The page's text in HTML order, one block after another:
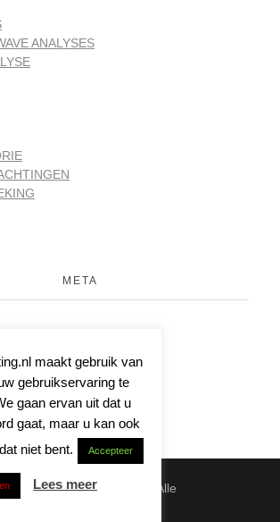
ANALYSES
META
| Beursverwachting.nl | Alle
maakt gebruik van
gebruikservaring te
gaan ervan uit dat u
gaat, maar u kan ook
niet bent.
Accepteer
Lees meer